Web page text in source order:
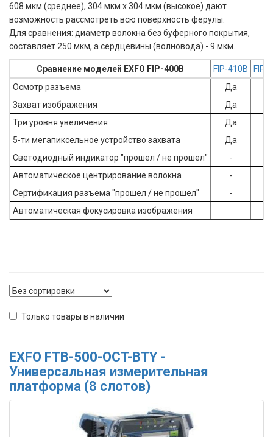
608 мкм (среднее), 304 мкм x 304 мкм (высокое) дают
возможность рассмотреть всю поверхность ферулы.
Для сравнения: диаметр волокна без буферного покрытия,
составляет 250 мкм, а сердцевины (волновода) - 9 мкм.
Сравнение моделей EXFO FIP-400B FIP-410B
FIP-
Осмотр разъема
Да
Захват изображения
Да
Три уровня увеличения
Да
5-ти мегапиксельное устройство захвата
Да
Светодиодный индикатор "прошел / не прошел"
-
Автоматическое центрирование волокна
-
Сертификация разъема "прошел / не прошел"
-
Автоматическая фокусировка изображения
Только товары в наличии
EXFO FTB-500-OCT-BTY -
Универсальная измерительная
платформа (8 слотов)